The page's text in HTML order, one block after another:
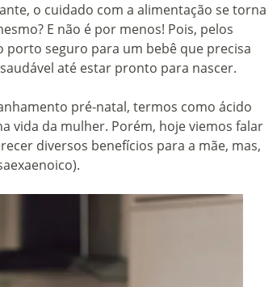
o cuidado com a alimentação se torna
E não é por menos! Pois, pelos
porto seguro para um bebê que precisa
até estar pronto para nascer.
pré-natal, termos como ácido
vida da mulher. Porém, hoje viemos falar
diversos benefícios para a mãe, mas,